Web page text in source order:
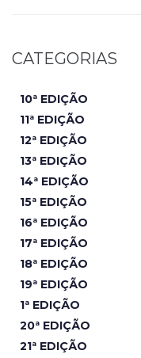
CATEGORIAS
10ª EDIÇÃO
11ª EDIÇÃO
12ª EDIÇÃO
13ª EDIÇÃO
14ª EDIÇÃO
15ª EDIÇÃO
16ª EDIÇÃO
17ª EDIÇÃO
18ª EDIÇÃO
19ª EDIÇÃO
1ª EDIÇÃO
20ª EDIÇÃO
21ª EDIÇÃO